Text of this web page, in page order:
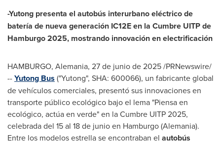
-Yutong presenta el autobús interurbano eléctrico de
batería de nueva generación IC12E en la Cumbre UITP de
Hamburgo 2025, mostrando innovación en electrificación
HAMBURGO, Alemania, 27 de junio de 2025/PRNewswire/
--Yutong Bus ("Yutong", SHA: 600066), un fabricante global
de vehículos comerciales, presentó sus innovaciones en
transporte público ecológico bajo el lema "Piensa en
ecológico, actúa en verde" en la Cumbre UITP 2025,
celebrada del 15 al 18 de junio en Hamburgo (Alemania).
Entre los modelos estrella se encontraban el autobús